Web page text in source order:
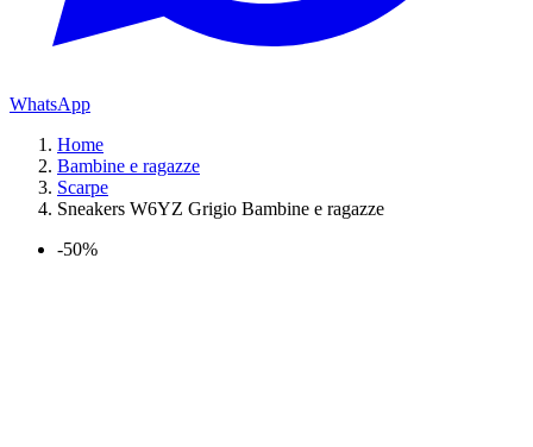
WhatsApp
Home
Bambine e ragazze
Scarpe
Sneakers W6YZ Grigio Bambine e ragazze
-50%